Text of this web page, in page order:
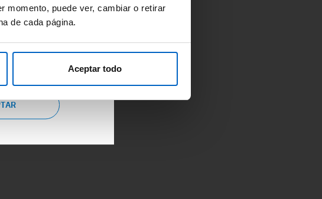
momento, puede ver, cambiar o retirar
de cada página.
Aceptar todo
ser